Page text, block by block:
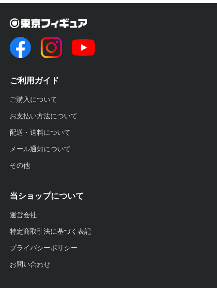
ご利用ガイド
ご購入について
お支払い方法について
配送・送料について
メール通知について
その他
当ショップについて
運営会社
特定商取引法に基づく表記
プライバシーポリシー
お問い合わせ